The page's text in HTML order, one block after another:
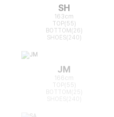
SH
163cm
TOP(55)
BOTTOM(26)
SHOES(240)
JM
166cm
TOP(55)
BOTTOM(25)